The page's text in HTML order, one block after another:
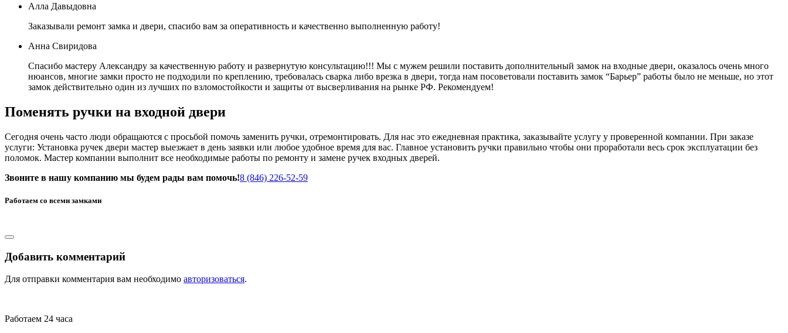
Алла Давыдовна
Заказывали ремонт замка и двери, спасибо вам за оперативность и качественно выполненную работу!
Анна Свиридова
Спасибо мастеру Александру за качественную работу и развернутую консультацию!!! Мы с мужем решили поставить дополнительный замок на входные двери, оказалось очень много
нюансов, многие замки просто не подходили по креплению, требовалась сварка либо врезка в двери, тогда нам посоветовали поставить замок “Барьер” работы было не меньше, но этот
замок действительно один из лучших по взломостойкости и защиты от высверливания на рынке РФ. Рекомендуем!
Поменять ручки на входной двери
Сегодня очень часто люди обращаются с просьбой помочь заменить ручки, отремонтировать. Для нас это ежедневная практика, заказывайте услугу у проверенной компании. При заказе
услуги: Установка ручек двери мастер выезжает в день заявки или любое удобное время для вас. Главное установить ручки правильно чтобы они проработали весь срок эксплуатации без
поломок. Мастер компании выполнит все необходимые работы по ремонту и замене ручек входных дверей.
Звоните в нашу компанию мы будем рады вам помочь!8 (846) 226-52-59
Работаем со всеми замками
Добавить комментарий
Для отправки комментария вам необходимо авторизоваться.
Работаем 24 часа